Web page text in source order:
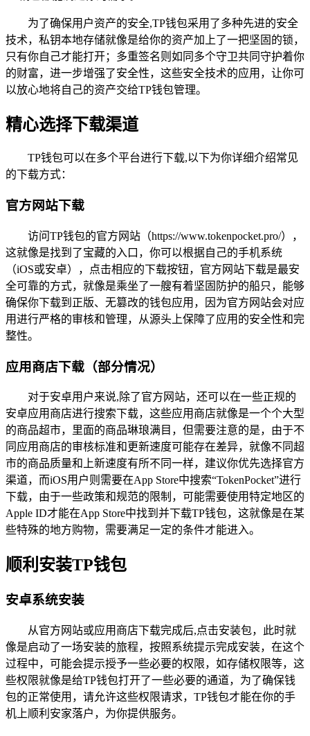
为了确保用户资产的安全,TP钱包采用了多种先进的安全
技术，私钥本地存储就像是给你的资产加上了一把坚固的锁，
只有你自己才能打开；多重签名则如同多个守卫共同守护着你
的财富，进一步增强了安全性，这些安全技术的应用，让你可
以放心地将自己的资产交给TP钱包管理。
精心选择下载渠道
TP钱包可以在多个平台进行下载,以下为你详细介绍常见
的下载方式：
官方网站下载
访问TP钱包的官方网站（https://www.tokenpocket.pro/），
这就像是找到了宝藏的入口，你可以根据自己的手机系统
（iOS或安卓），点击相应的下载按钮，官方网站下载是最安
全可靠的方式，就像是乘坐了一艘有着坚固防护的船只，能够
确保你下载到正版、无篡改的钱包应用，因为官方网站会对应
用进行严格的审核和管理，从源头上保障了应用的安全性和完
整性。
应用商店下载（部分情况）
对于安卓用户来说,除了官方网站，还可以在一些正规的
安卓应用商店进行搜索下载，这些应用商店就像是一个个大型
的商品超市，里面的商品琳琅满目，但需要注意的是，由于不
同应用商店的审核标准和更新速度可能存在差异，就像不同超
市的商品质量和上新速度有所不同一样，建议你优先选择官方
渠道，而iOS用户则需要在App Store中搜索“TokenPocket”进行
下载，由于一些政策和规范的限制，可能需要使用特定地区的
Apple ID才能在App Store中找到并下载TP钱包，这就像是在某
些特殊的地方购物，需要满足一定的条件才能进入。
顺利安装TP钱包
安卓系统安装
从官方网站或应用商店下载完成后,点击安装包，此时就
像是启动了一场安装的旅程，按照系统提示完成安装，在这个
过程中，可能会提示授予一些必要的权限，如存储权限等，这
些权限就像是给TP钱包打开了一些必要的通道，为了确保钱
包的正常使用，请允许这些权限请求，TP钱包才能在你的手
机上顺利安家落户，为你提供服务。